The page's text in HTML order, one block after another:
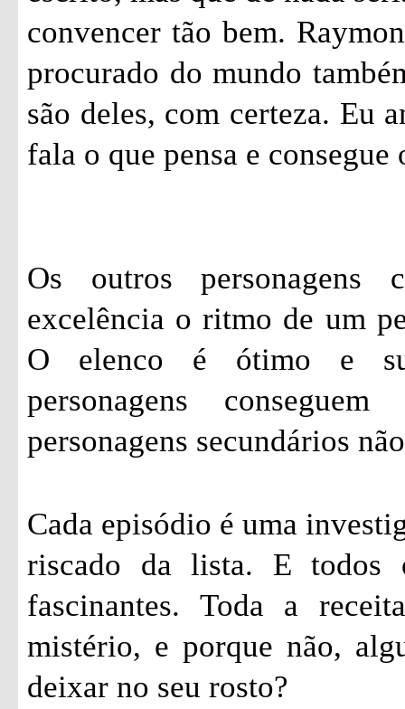
convencer tão bem.
procurado do mundo
são deles, com certeza. Eu
fala o que pensa e consegue
Os outros personagens
excelência o ritmo de um
O elenco é ótimo e
personagens
personagens secundários
Cada episódio é uma
riscado da lista. E todos
fascinantes. Toda a
mistério, e porque não,
deixar no seu rosto?